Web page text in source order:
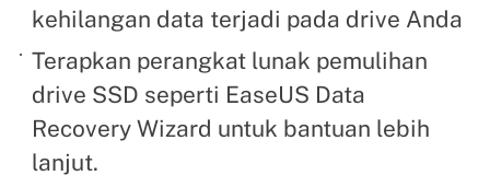
kehilangan data terjadi pada drive Anda
Terapkan perangkat lunak pemulihan
drive SSD seperti EaseUS Data
Recovery Wizard untuk bantuan lebih
lanjut.